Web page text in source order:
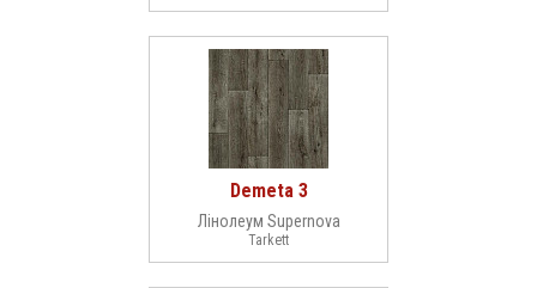
Demeta 3
Лінолеум Supernova
Tarkett